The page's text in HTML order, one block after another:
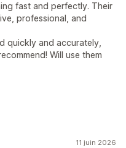
fast and perfectly. Their
professional, and
quickly and accurately,
Will use them
11 juin 2026